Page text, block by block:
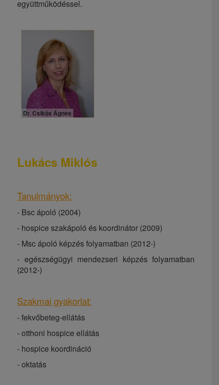
együttműködéssel.
Dr. Csikós Ágnes
Lukács Miklós
Tanulmányok:
- Bsc ápoló (2004)
- hospice szakápoló és koordinátor (2009)
- Msc ápoló képzés folyamatban (2012-)
- egészségügyi mendezseri képzés folyamatban
(2012-)
Szakmai gyakorlat:
- fekvőbeteg-ellátás
- otthoni hospice ellátás
- hospice koordináció
- oktatás